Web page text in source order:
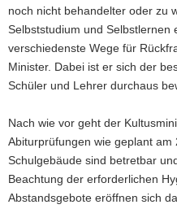
noch nicht behandelter oder zu
Selbststudium und Selbstlernen
verschiedenste Wege für
Minister. Dabei ist er sich der
Schüler und Lehrer durchaus
Nach wie vor geht der
Abiturprüfungen wie geplant
Schulgebäude sind betretbar
Beachtung der erforderlichen
Abstandsgebote eröffnen sich